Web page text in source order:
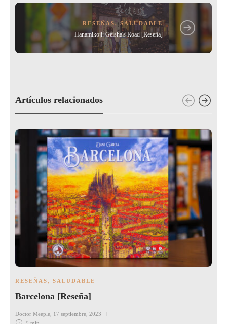
RESEÑAS, SALUDABLE
Hanamikoji: Geisha's Road [Reseña]
Artículos relacionados
RESEÑAS, SALUDABLE
Barcelona [Reseña]
Doctor Meeple 17 septiembre, 2023